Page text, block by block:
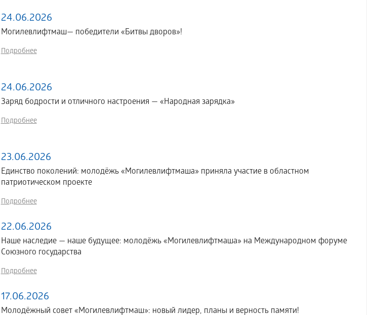
24.06.2026
Могилевлифтмаш— победители «Битвы дворов»!
Подробнее
24.06.2026
Заряд бодрости и отличного настроения — «Народная зарядка»
Подробнее
23.06.2026
Единство поколений: молодёжь «Могилевлифтмаша» приняла участие в областном
патриотическом проекте
Подробнее
22.06.2026
Наше наследие — наше будущее: молодёжь «Могилевлифтмаша» на Международном форуме
Союзного государства
Подробнее
17.06.2026
Молодёжный совет «Могилевлифтмаш»: новый лидер, планы и верность памяти!